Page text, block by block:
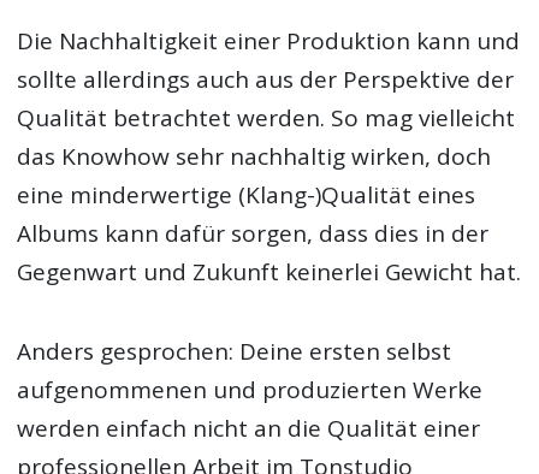
Die Nachhaltigkeit einer Produktion kann und
sollte allerdings auch aus der Perspektive der
Qualität betrachtet werden. So mag vielleicht
das Knowhow sehr nachhaltig wirken, doch
eine minderwertige (Klang-)Qualität eines
Albums kann dafür sorgen, dass dies in der
Gegenwart und Zukunft keinerlei Gewicht hat.
Anders gesprochen: Deine ersten selbst
aufgenommenen und produzierten Werke
werden einfach nicht an die Qualität einer
professionellen Arbeit im Tonstudio